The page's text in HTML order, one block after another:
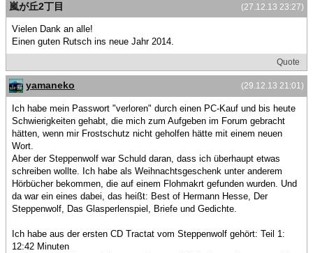
(27.12.13 23:27)
嵐が丘2丁目
Vielen Dank an alle!
Einen guten Rutsch ins neue Jahr 2014.
Quote
(29.12.13 21:01)
yamaneko
Ich habe mein Passwort "verloren" durch einen PC-Kauf und bis heute
Schwierigkeiten gehabt, die mich zum Aufgeben im Forum gebracht
hätten, wenn mir Frostschutz nicht geholfen hätte mit einem neuen
Wort.
Aber der Steppenwolf war Schuld daran, dass ich überhaupt etwas
schreiben wollte. Ich habe als Weihnachtsgeschenk unter anderem
Hörbücher bekommen, die auf einem Flohmakrt gefunden wurden. Und
da war ein eines dabei, das heißt: Best of Hermann Hesse, Der
Steppenwolf, Das Glasperlenspiel, Briefe und Gedichte.
Ich habe aus der ersten CD Tractat vom Steppenwolf gehört: Teil 1:
12:42 Minuten